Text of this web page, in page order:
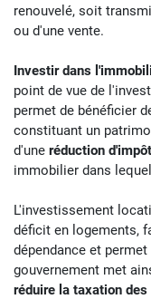
renouvelé, soit
ou d'une vente.
Investir dans
point de vue de
permet de bénéficier
constituant un
d'une réduction
immobilier dans
L'investissement
déficit en logements,
dépendance et
gouvernement met
réduire la taxation des